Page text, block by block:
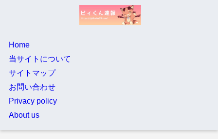
Home
当サイトについて
サイトマップ
お問い合わせ
Privacy policy
About us